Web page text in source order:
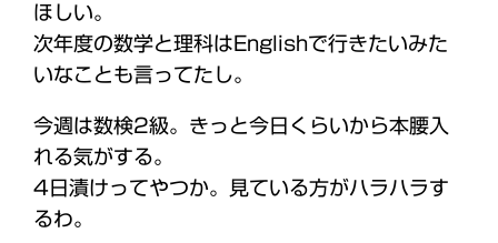
ほしい。
次年度の数学と理科はEnglishで行きたいみた
いなことも言ってたし。
今週は数検2級。きっと今日くらいから本腰入
れる気がする。
4日漬けってやつか。見ている方がハラハラす
るわ。